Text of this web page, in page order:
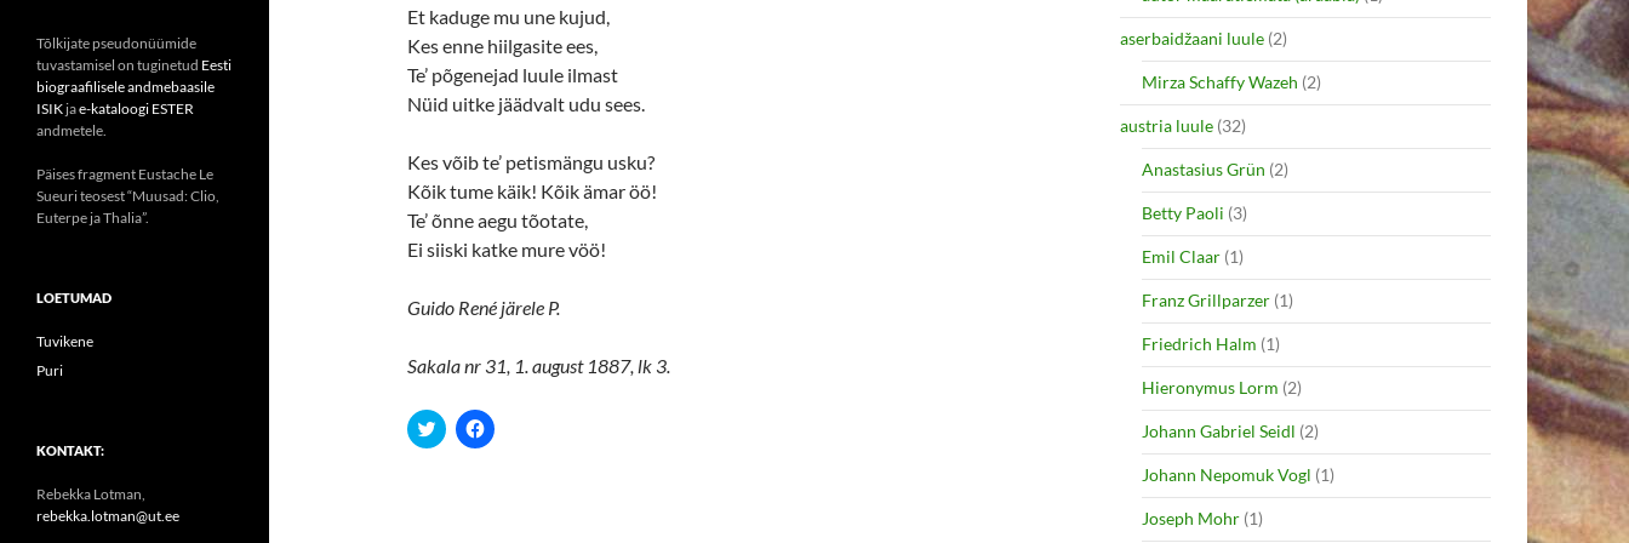
Et kaduge mu une kujud,
Kes enne hiilgasite ees,
Te’ põgenejad luule ilmast
Nüid uitke jäädvalt udu sees.
Kes võib te’ petismängu usku?
Kõik tume käik! Kõik ämar öö!
Te’ õnne aegu tõotate,
Ei siiski katke mure vöö!
Guido René järele P.
Sakala nr 31, 1. august 1887, lk 3.
C
l
C
l
aserbaidžaani luule (2)
Mirza Schaffy Wazeh (2)
austria luule (32)
Anastasius Grün (2)
Betty Paoli (3)
Emil Claar (1)
Franz Grillparzer (1)
Friedrich Halm (1)
Hieronymus Lorm (2)
Johann Gabriel Seidl (2)
Johann Nepomuk Vogl (1)
Joseph Mohr (1)
Tõlkijate pseudonüümide
tuvastamisel on tuginetud Eesti
biograafilisele andmebaasile
ISIK jae-kataloogi ESTER
andmetele.
Päises fragment Eustache Le
Sueuri teosest “Muusad: Clio,
Euterpe ja Thalia”.
LOETUMAD
Tuvikene
Puri
KONTAKT:
Rebekka Lotman,
rebekka.lotman@ut.ee